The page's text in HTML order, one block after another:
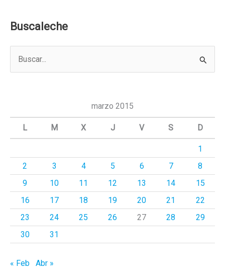
Buscaleche
a
marzo 2015
L M X J V S D
1
2
3 4 5 6 7
8
9
10 11 12 13 14
15
16
17 18 19 20 21
22
23
24 25 26 27 28
29
30
31
« Feb Abr »